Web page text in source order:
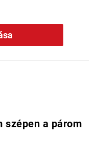
szépen a párom